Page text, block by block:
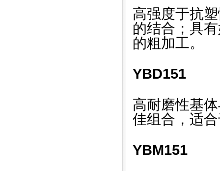
高强度于抗
的结合；具
的粗加工。
YBD151
高耐磨性基
佳组合，适
YBM151